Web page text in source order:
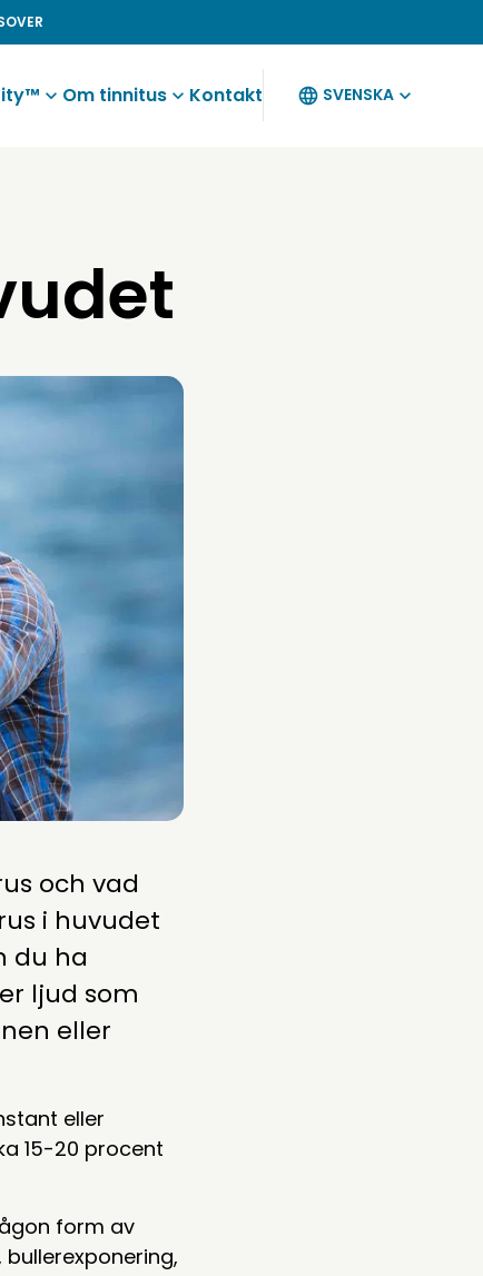
Om tinnitus Kontakt SVENSKA
och vad
i huvudet
du ha
ljud som
eller
eller
15-20 procent
form av